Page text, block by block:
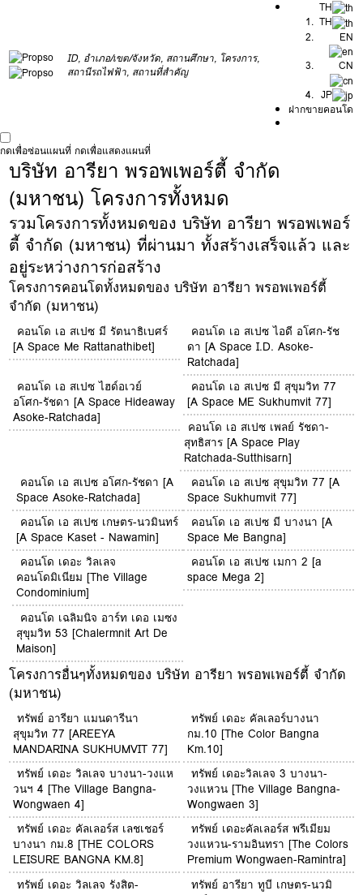
ID, อำเภอ/เขต/จังหวัด, สถานศึกษา, โครงการ,
สถานีรถไฟฟ้า, สถานที่สำคัญ
TH
TH
EN
CN
JP
ฝากขายคอนโด
กดเพื่อซ่อนแผนที่ กดเพื่อแสดงแผนที่
บริษัท อารียา พรอพเพอร์ตี้ จำกัด
(มหาชน) โครงการทั้งหมด
รวมโครงการทั้งหมดของ บริษัท อารียา พรอพเพอร์
ตี้ จำกัด (มหาชน) ที่ผ่านมา ทั้งสร้างเสร็จแล้ว และ
อยู่ระหว่างการก่อสร้าง
โครงการคอนโดทั้งหมดของ บริษัท อารียา พรอพเพอร์ตี้
จำกัด (มหาชน)
คอนโด เอ สเปซ มี รัตนาธิเบศร์
[A Space Me Rattanathibet]
คอนโด เอ สเปซ ไอดี อโศก-รัช
ดา [A Space I.D. Asoke-
Ratchada]
คอนโด เอ สเปซ ไฮด์อเวย์
อโศก-รัชดา [A Space Hideaway
Asoke-Ratchada]
คอนโด เอ สเปซ มี สุขุมวิท 77
[A Space ME Sukhumvit 77]
คอนโด เอ สเปซ เพลย์ รัชดา-
สุทธิสาร [A Space Play
Ratchada-Sutthisarn]
คอนโด เอ สเปซ อโศก-รัชดา [A
Space Asoke-Ratchada]
คอนโด เอ สเปซ สุขุมวิท 77 [A
Space Sukhumvit 77]
คอนโด เอ สเปซ เกษตร-นวมินทร์
[A Space Kaset - Nawamin]
คอนโด เอ สเปซ มี บางนา [A
Space Me Bangna]
คอนโด เดอะ วิลเลจ
คอนโดมิเนียม [The Village
Condominium]
คอนโด เอ สเปซ เมกา 2 [a
space Mega 2]
คอนโด เฉลิมนิจ อาร์ท เดอ เมซง
สุขุมวิท 53 [Chalermnit Art De
Maison]
โครงการอื่นๆทั้งหมดของ บริษัท อารียา พรอพเพอร์ตี้ จำกัด
(มหาชน)
ทรัพย์ อารียา แมนดารีนา
สุขุมวิท 77 [AREEYA
MANDARINA SUKHUMVIT 77]
ทรัพย์ เดอะ คัลเลอร์บางนา
กม.10 [The Color Bangna
Km.10]
ทรัพย์ เดอะ วิลเลจ บางนา-วงแห
วนฯ 4 [The Village Bangna-
Wongwaen 4]
ทรัพย์ เดอะวิลเลจ 3 บางนา-
วงแหวน [The Village Bangna-
Wongwaen 3]
ทรัพย์ เดอะ คัลเลอร์ส เลชเชอร์
บางนา กม.8 [THE COLORS
LEISURE BANGNA KM.8]
ทรัพย์ เดอะคัลเลอร์ส พรีเมียม
วงแหวน-รามอินทรา [The Colors
Premium Wongwaen-Ramintra]
ทรัพย์ เดอะ วิลเลจ รังสิต-
ทรัพย์ อารียา ทูบี เกษตร-นวมิ